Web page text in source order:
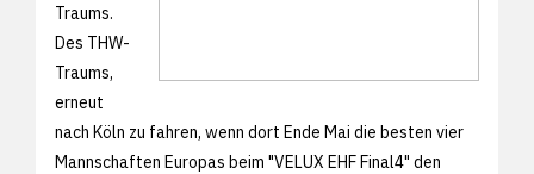
Traums.
Des THW-
Traums,
erneut
nach Köln zu fahren, wenn dort Ende Mai die besten vier
Mannschaften Europas beim "VELUX EHF Final4" den